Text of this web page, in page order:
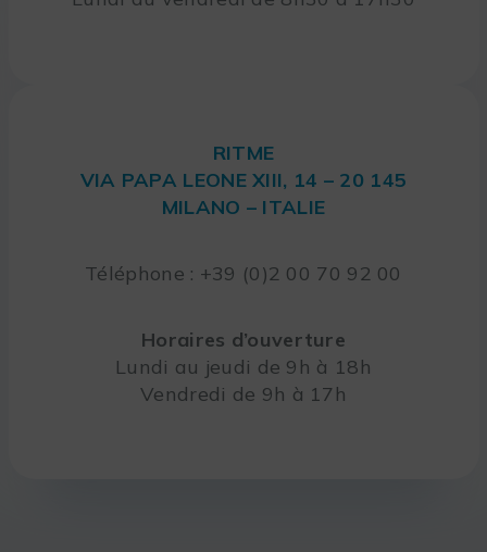
RITME
VIA PAPA LEONE XIII, 14 – 20 145
MILANO – ITALIE
Téléphone : +39 (0)2 00 70 92 00
Horaires d’ouverture
Lundi au jeudi de 9h à 18h
Vendredi de 9h à 17h